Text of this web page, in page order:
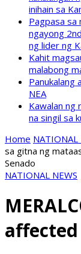
inihain sa
Pagpasa sa
ngayong
ng lider ng
Kahit
malabong
Panukalang
NEA
Kawalan ng
na singil sa
Home NATIONAL
sa gitna ng
Senado
NATIONAL NEWS